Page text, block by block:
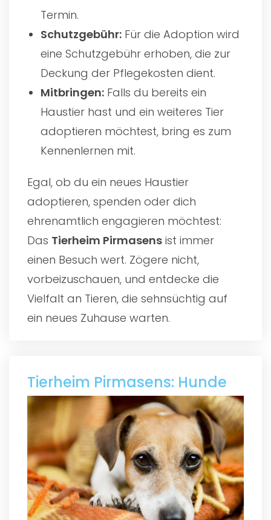
Termin.
Schutzgebühr: Für die Adoption wird
eine Schutzgebühr erhoben, die zur
Deckung der Pflegekosten dient.
Mitbringen: Falls du bereits ein
Haustier hast und ein weiteres Tier
adoptieren möchtest, bring es zum
Kennenlernen mit.
Egal, ob du ein neues Haustier
adoptieren, spenden oder dich
ehrenamtlich engagieren möchtest:
Das Tierheim Pirmasens ist immer
einen Besuch wert. Zögere nicht,
vorbeizuschauen, und entdecke die
Vielfalt an Tieren, die sehnsüchtig auf
ein neues Zuhause warten.
Tierheim Pirmasens: Hunde